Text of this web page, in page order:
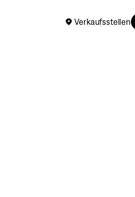
Verkaufsstellen